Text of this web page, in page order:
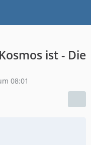
ist - Die
08:01